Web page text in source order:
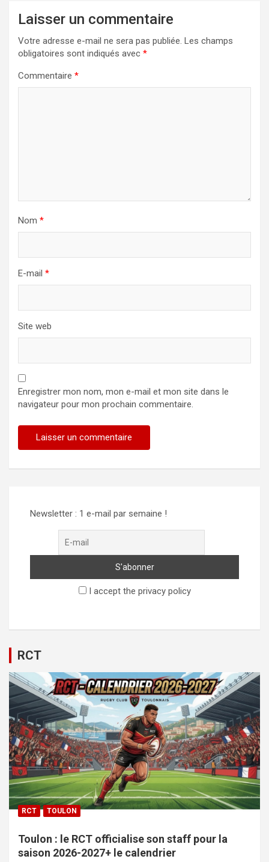
Laisser un commentaire
Votre adresse e-mail ne sera pas publiée. Les champs
obligatoires sont indiqués avec *
Commentaire *
Nom *
E-mail *
Site web
Enregistrer mon nom, mon e-mail et mon site dans le
navigateur pour mon prochain commentaire.
Newsletter : 1 e-mail par semaine !
I accept the privacy policy
RCT
RCT TOULON
Toulon : le RCT officialise son staff pour la
saison 2026-2027+ le calendrier